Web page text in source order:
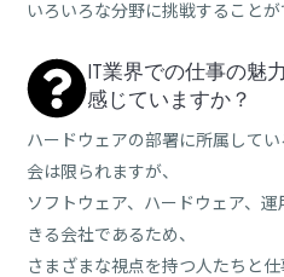
いろいろな分野に挑戦することが
IT業界での仕事の魅
感じていますか？
ハードウェアの部署に所属して
会は限られますが、
ソフトウェア、ハードウェア、
きる会社であるため、
さまざまな視点を持つ人たちと